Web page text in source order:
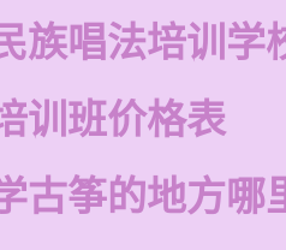
族唱法培训学
训班价格表
古筝的地方哪